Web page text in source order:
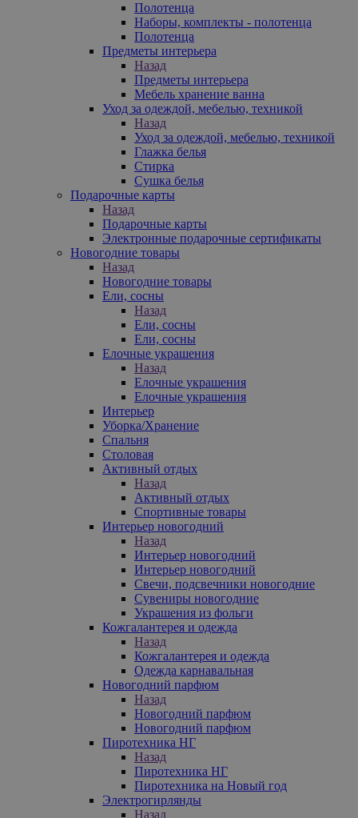
Полотенца
Наборы, комплекты - полотенца
Полотенца
Предметы интерьера
Назад
Предметы интерьера
Мебель хранение ванна
Уход за одеждой, мебелью, техникой
Назад
Уход за одеждой, мебелью, техникой
Глажка белья
Стирка
Сушка белья
Подарочные карты
Назад
Подарочные карты
Электронные подарочные сертификаты
Новогодние товары
Назад
Новогодние товары
Ели, сосны
Назад
Ели, сосны
Ели, сосны
Елочные украшения
Назад
Елочные украшения
Елочные украшения
Интерьер
Уборка/Хранение
Спальня
Столовая
Активный отдых
Назад
Активный отдых
Спортивные товары
Интерьер новогодний
Назад
Интерьер новогодний
Интерьер новогодний
Свечи, подсвечники новогодние
Сувениры новогодние
Украшения из фольги
Кожгалантерея и одежда
Назад
Кожгалантерея и одежда
Одежда карнавальная
Новогодний парфюм
Назад
Новогодний парфюм
Новогодний парфюм
Пиротехника НГ
Назад
Пиротехника НГ
Пиротехника на Новый год
Электрогирлянды
Назад